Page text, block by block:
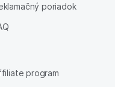
poriadok
program